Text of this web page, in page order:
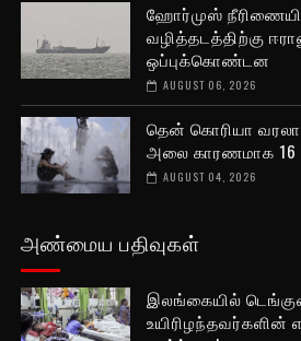
ஹோர்முஸ்
வழித்தடத்திற்கு
ஒப்புக்கொண்டன
AUGUST 06, 2026
தென் கொரியா
அலை காரணமாக 16
AUGUST 04, 2026
அண்மைய பதிவுகள்
இலங்கையில்